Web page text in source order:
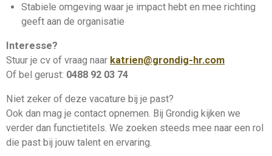
Stabiele omgeving waar je impact hebt en mee richting
geeft aan de organisatie
Interesse?
Stuur je cv of vraag naar katrien@grondig-hr.com
Of bel gerust: 0488 92 03 74
Niet zeker of deze vacature bij je past?
Ook dan mag je contact opnemen. Bij Grondig kijken we
verder dan functietitels. We zoeken steeds mee naar een rol
die past bij jouw talent en ervaring.